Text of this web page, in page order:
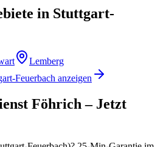
in Stuttgart-
Lemberg
Feuerbach anzeigen
Föhrich– Jetzt